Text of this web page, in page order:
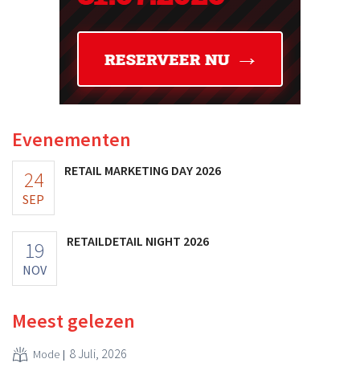
Evenementen
24
SEP
RETAIL MARKETING DAY 2026
19
NOV
RETAILDETAIL NIGHT 2026
Meest gelezen
Mode 8 Juli, 2026